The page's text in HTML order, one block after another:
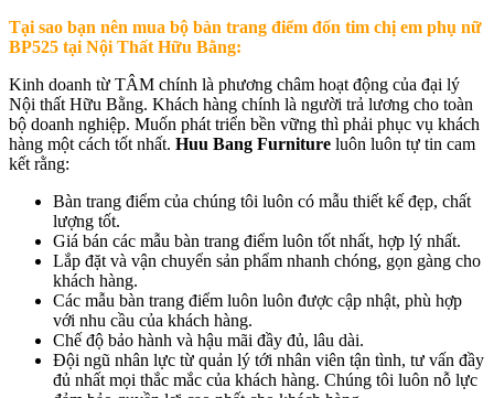
Tại sao bạn nên mua bộ bàn trang điểm đốn tim chị em phụ nữ
BP525 tại Nội Thất Hữu Bằng:
Kinh doanh từ TÂM chính là phương châm hoạt động của đại lý
Nội thất Hữu Bằng. Khách hàng chính là người trả lương cho toàn
bộ doanh nghiệp. Muốn phát triển bền vững thì phải phục vụ khách
hàng một cách tốt nhất. Huu Bang Furniture luôn luôn tự tin cam
kết rằng:
Bàn trang điểm của chúng tôi luôn có mẫu thiết kế đẹp, chất
lượng tốt.
Giá bán các mẫu bàn trang điểm luôn tốt nhất, hợp lý nhất.
Lắp đặt và vận chuyển sản phẩm nhanh chóng, gọn gàng cho
khách hàng.
Các mẫu bàn trang điểm luôn luôn được cập nhật, phù hợp
với nhu cầu của khách hàng.
Chế độ bảo hành và hậu mãi đầy đủ, lâu dài.
Đội ngũ nhân lực từ quản lý tới nhân viên tận tình, tư vấn đầy
đủ nhất mọi thắc mắc của khách hàng. Chúng tôi luôn nỗ lực